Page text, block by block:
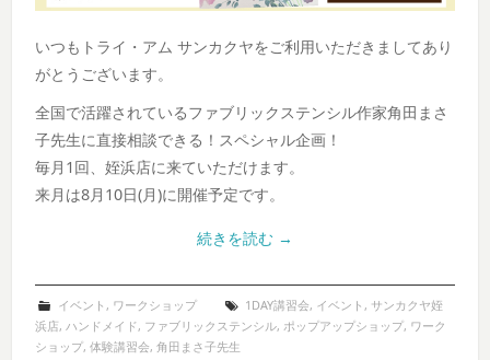
いつもトライ・アム サンカクヤをご利用いただきましてあり
がとうございます。
全国で活躍されているファブリックステンシル作家角田まさ
子先生に直接相談できる！スペシャル企画！
毎月1回、姪浜店に来ていただけます。
来月は8月10日(月)に開催予定です。
続きを読む →
イベント , ワークショップ 1DAY講習会, イベント , サンカクヤ姪
浜店,ハンドメイド, ファブリックステンシル,ポップアップショップ, ワーク
ショップ,体験講習会,角田まさ子先生